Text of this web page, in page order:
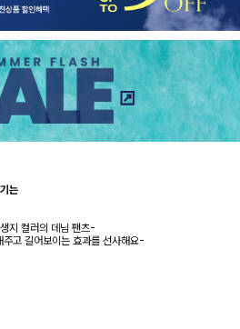
는
지 컬러의 데님 팬츠-
고 길어보이는 효과를 선사해요-